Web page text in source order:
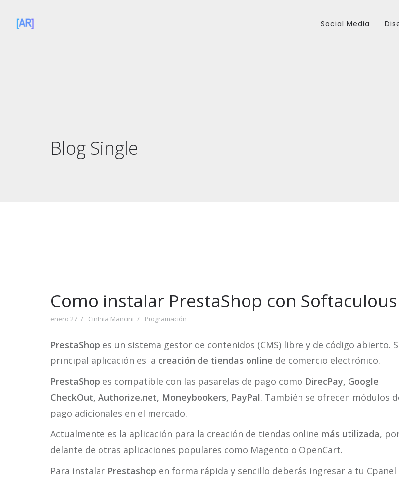
Social Media
Blog Single
Como instalar PrestaShop con Softaculous
enero 27 Cinthia Mancini Programación
PrestaShop es un sistema gestor de contenidos (CMS) libre y de código abierto.
principal aplicación es la creación de tiendas online de comercio electrónico.
PrestaShop es compatible con las pasarelas de pago como DirecPay, Google
CheckOut, Authorize.net, Moneybookers, PayPal. También se ofrecen módulos
pago adicionales en el mercado.
Actualmente es la aplicación para la creación de tiendas online más utilizada,
delante de otras aplicaciones populares como Magento o OpenCart.
Para instalar Prestashop en forma rápida y sencillo deberás ingresar a tu Cpanel